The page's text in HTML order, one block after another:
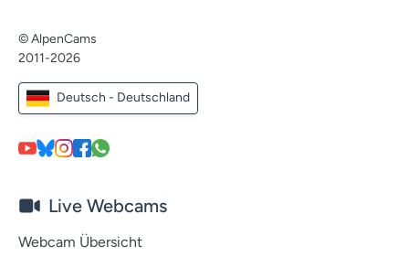
© AlpenCams
2011-2026
Deutsch - Deutschland
Live Webcams
Webcam Übersicht